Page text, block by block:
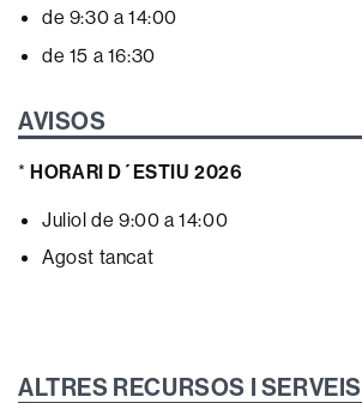
de 9:30 a 14:00
de 15 a 16:30
AVISOS
*HORARI D´ESTIU 2026
Juliol de 9:00 a 14:00
Agost tancat
ALTRES RECURSOS I SERVEIS